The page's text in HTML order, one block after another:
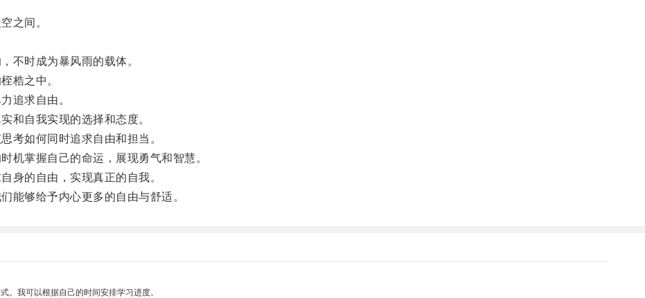
之间。
时成为暴风雨的载体。
梏之中。
追求自由。
自我实现的选择和态度。
如何同时追求自由和担当。
掌握自己的命运，展现勇气和智慧。
的自由，实现真正的自我。
够给予内心更多的自由与舒适。
。我可以根据自己的时间安排学习进度。